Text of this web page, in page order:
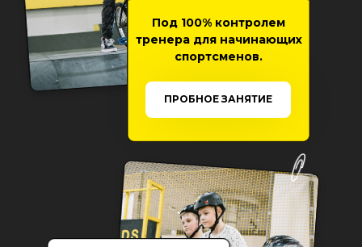
Под 100% контролем
тренера для начинающих
спортсменов.
ПРОБНОЕ ЗАНЯТИЕ